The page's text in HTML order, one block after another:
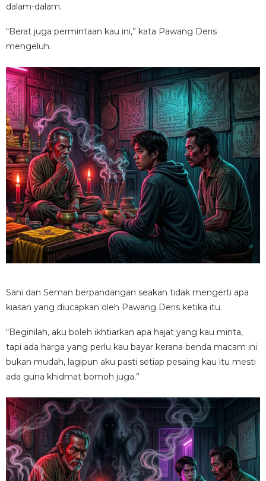
dalam-dalam.
“Berat juga permintaan kau ini,” kata Pawang Deris
mengeluh.
Sani dan Seman berpandangan seakan tidak mengerti apa
kiasan yang diucapkan oleh Pawang Deris ketika itu.
“Beginilah, aku boleh ikhtiarkan apa hajat yang kau minta,
tapi ada harga yang perlu kau bayar kerana benda macam ini
bukan mudah, lagipun aku pasti setiap pesaing kau itu mesti
ada guna khidmat bomoh juga.”